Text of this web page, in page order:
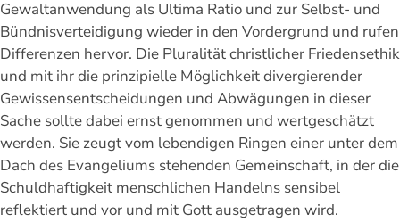
Gewaltanwendung als Ultima Ratio und zur Selbst- und
Bündnisverteidigung wieder in den Vordergrund und rufen
Differenzen hervor. Die Pluralität christlicher Friedensethik
und mit ihr die prinzipielle Möglichkeit divergierender
Gewissensentscheidungen und Abwägungen in dieser
Sache sollte dabei ernst genommen und wertgeschätzt
werden. Sie zeugt vom lebendigen Ringen einer unter dem
Dach des Evangeliums stehenden Gemeinschaft, in der die
Schuldhaftigkeit menschlichen Handelns sensibel
reflektiert und vor und mit Gott ausgetragen wird.